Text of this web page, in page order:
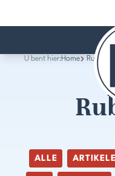
U bent hier:Home Rubrieken
ALLE